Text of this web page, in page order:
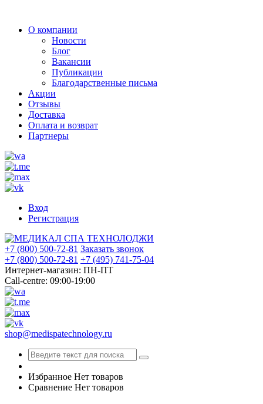
О компании
Новости
Блог
Вакансии
Публикации
Благодарственные письма
Акции
Отзывы
Доставка
Оплата и возврат
Партнеры
Вход
Регистрация
+7 (800) 500-72-81 Заказать звонок
+7 (800) 500-72-81 +7 (495) 741-75-04
Интернет-магазин: ПН-ПТ
Call-centre: 09:00-19:00
shop@medispatechnology.ru
Избранное Нет товаров
Сравнение Нет товаров